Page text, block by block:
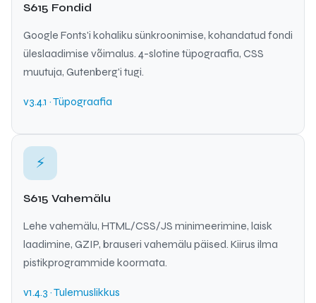
S615 Fondid
Google Fonts'i kohaliku sünkroonimise, kohandatud fondi
üleslaadimise võimalus. 4-slotine tüpograafia, CSS
muutuja, Gutenberg'i tugi.
v3.4.1 · Tüpograafia
⚡
S615 Vahemälu
Lehe vahemälu, HTML/CSS/JS minimeerimine, laisk
laadimine, GZIP, brauseri vahemälu päised. Kiirus ilma
pistikprogrammide koormata.
v1.4.3 · Tulemuslikkus